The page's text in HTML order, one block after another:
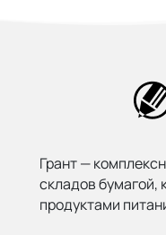
Грант —
складов бумагой,
продуктами